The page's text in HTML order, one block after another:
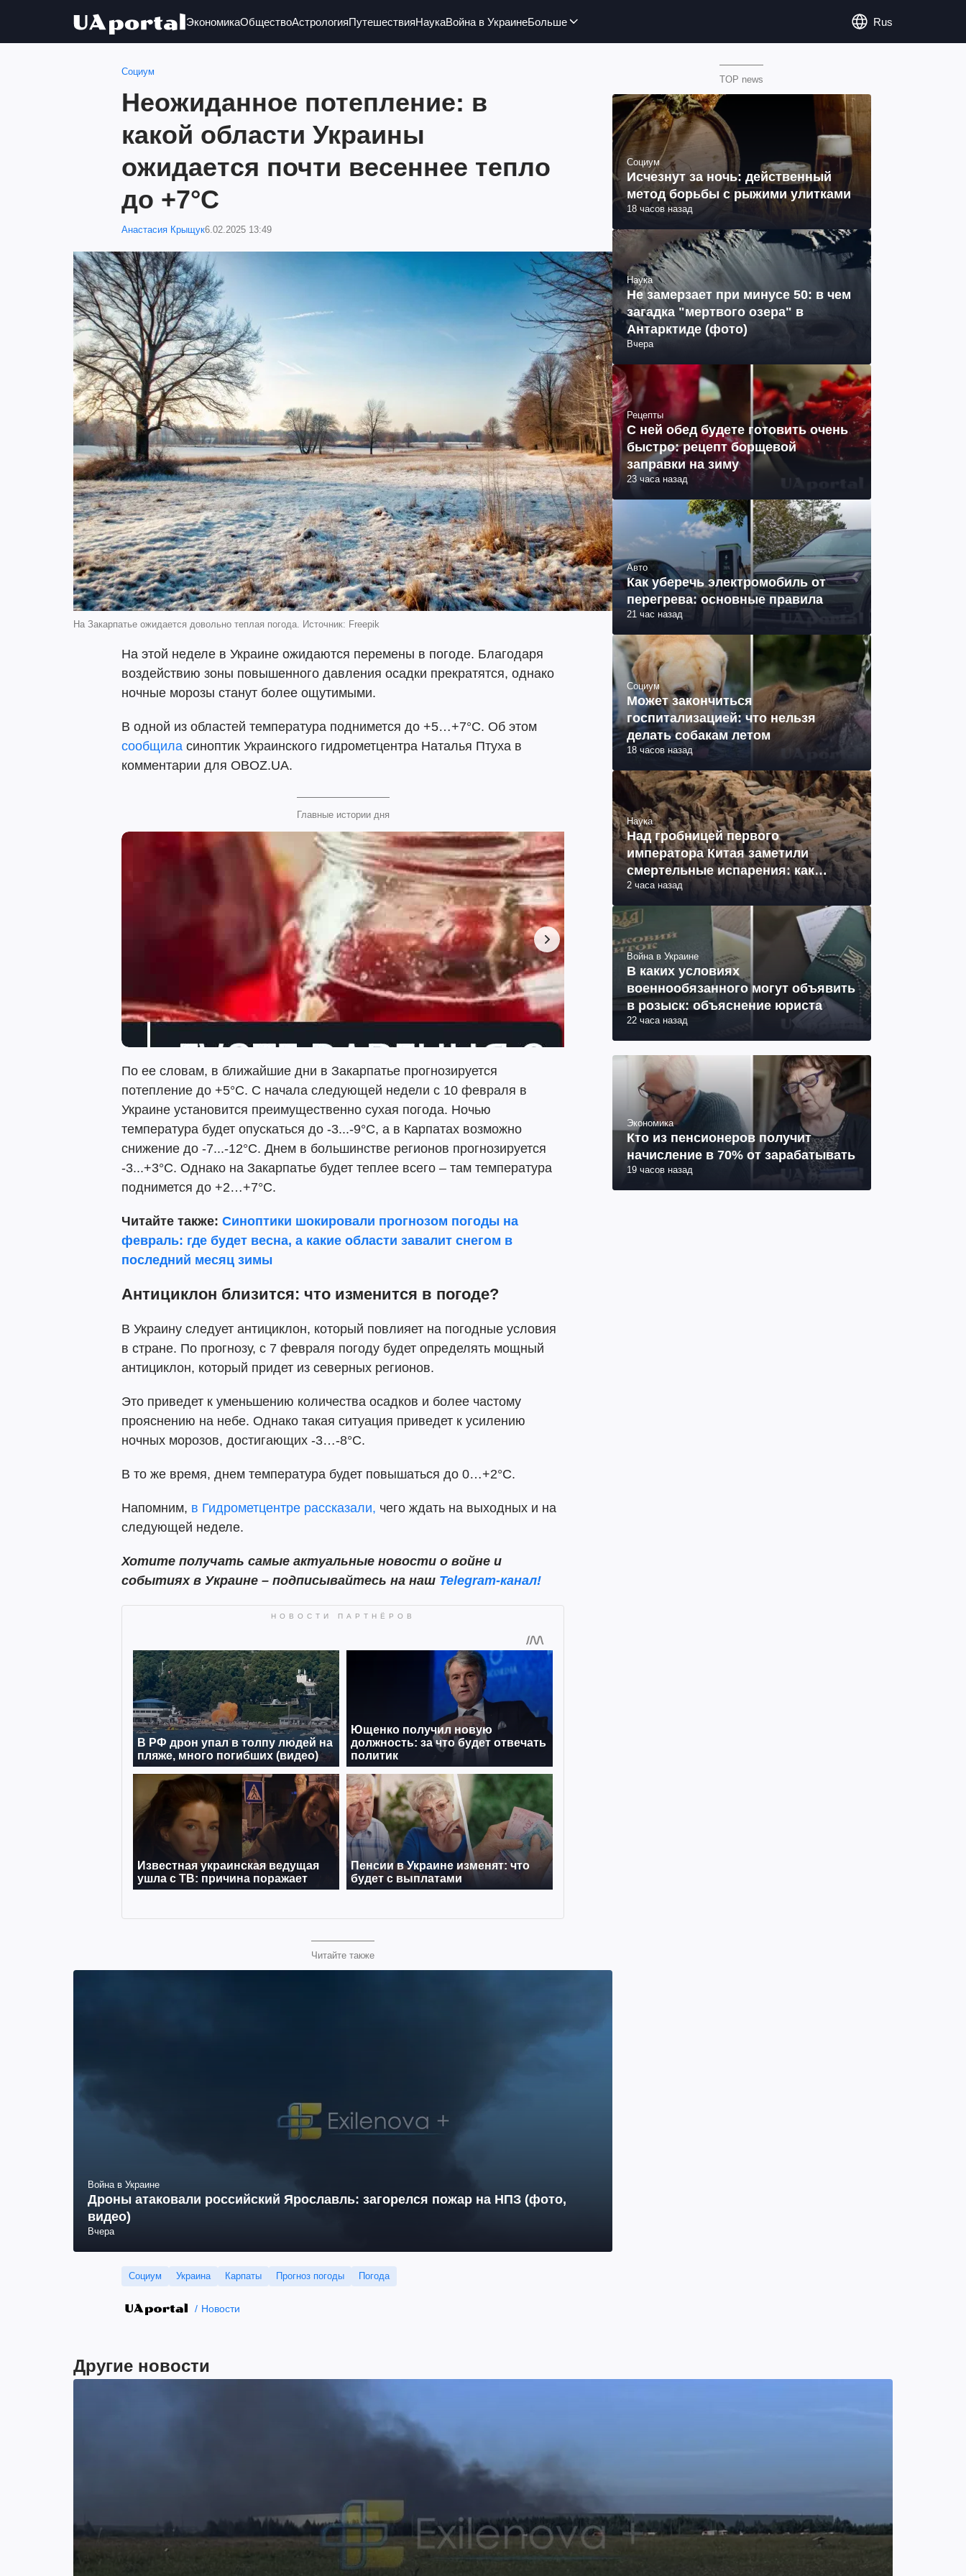
ЭкономикаОбществоАстрологияПутешествияНаукаВойна в УкраинеБольше Rus
Социум
Неожиданное потепление: в
какой области Украины
ожидается почти весеннее тепло
до +7°C
Анастасия Крыщук6.02.2025 13:49
На Закарпатье ожидается довольно теплая погода. Источник: Freepik
На этой неделе в Украине ожидаются перемены в погоде. Благодаря
воздействию зоны повышенного давления осадки прекратятся, однако
ночные морозы станут более ощутимыми.
В одной из областей температура поднимется до +5…+7°C. Об этом
сообщила синоптик Украинского гидрометцентра Наталья Птуха в
комментарии для OBOZ.UA.
Главные истории дня
По ее словам, в ближайшие дни в Закарпатье прогнозируется
потепление до +5°C. С начала следующей недели с 10 февраля в
Украине установится преимущественно сухая погода. Ночью
температура будет опускаться до -3...-9°C, а в Карпатах возможно
снижение до -7...-12°C. Днем в большинстве регионов прогнозируется
-3...+3°C. Однако на Закарпатье будет теплее всего – там температура
поднимется до +2…+7°C.
Читайте также: Синоптики шокировали прогнозом погоды на
февраль: где будет весна, а какие области завалит снегом в
последний месяц зимы
Антициклон близится: что изменится в погоде?
В Украину следует антициклон, который повлияет на погодные условия
в стране. По прогнозу, с 7 февраля погоду будет определять мощный
антициклон, который придет из северных регионов.
Это приведет к уменьшению количества осадков и более частому
прояснению на небе. Однако такая ситуация приведет к усилению
ночных морозов, достигающих -3…-8°C.
В то же время, днем температура будет повышаться до 0…+2°C.
Напомним, в Гидрометцентре рассказали, чего ждать на выходных и на
следующей неделе.
Хотите получать самые актуальные новости о войне и
событиях в Украине – подписывайтесь на наш Telegram-канал!
Читайте также
Война в Украине
Дроны атаковали российский Ярославль: загорелся пожар на НПЗ (фото,
видео)
Вчера
Социум Украина Карпаты Прогноз погоды Погода
Новости
TOP news
Социум
Исчезнут за ночь: действенный
метод борьбы с рыжими улитками
18 часов назад
Наука
Не замерзает при минусе 50: в чем
загадка "мертвого озера" в
Антарктиде (фото)
Вчера
Рецепты
С ней обед будете готовить очень
быстро: рецепт борщевой
заправки на зиму
23 часа назад
Авто
Как уберечь электромобиль от
перегрева: основные правила
21 час назад
Социум
Может закончиться
госпитализацией: что нельзя
делать собакам летом
18 часов назад
Наука
Над гробницей первого
императора Китая заметили
смертельные испарения: как
образовались (фото)
2 часа назад
Война в Украине
В каких условиях
военнообязанного могут объявить
в розыск: объяснение юриста
22 часа назад
Экономика
Кто из пенсионеров получит
начисление в 70% от зарабатывать
19 часов назад
Другие новости